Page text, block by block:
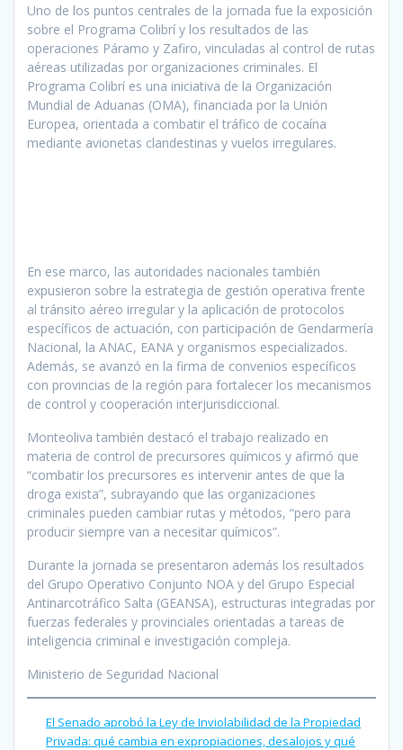
Uno de los puntos centrales de la jornada fue la exposición
sobre el Programa Colibrí y los resultados de las
operaciones Páramo y Zafiro, vinculadas al control de rutas
aéreas utilizadas por organizaciones criminales. El
Programa Colibrí es una iniciativa de la Organización
Mundial de Aduanas (OMA), financiada por la Unión
Europea, orientada a combatir el tráfico de cocaína
mediante avionetas clandestinas y vuelos irregulares.
En ese marco, las autoridades nacionales también
expusieron sobre la estrategia de gestión operativa frente
al tránsito aéreo irregular y la aplicación de protocolos
específicos de actuación, con participación de Gendarmería
Nacional, la ANAC, EANA y organismos especializados.
Además, se avanzó en la firma de convenios específicos
con provincias de la región para fortalecer los mecanismos
de control y cooperación interjurisdiccional.
Monteoliva también destacó el trabajo realizado en
materia de control de precursores químicos y afirmó que
“combatir los precursores es intervenir antes de que la
droga exista”, subrayando que las organizaciones
criminales pueden cambiar rutas y métodos, “pero para
producir siempre van a necesitar químicos”.
Durante la jornada se presentaron además los resultados
del Grupo Operativo Conjunto NOA y del Grupo Especial
Antinarcotráfico Salta (GEANSA), estructuras integradas por
fuerzas federales y provinciales orientadas a tareas de
inteligencia criminal e investigación compleja.
Ministerio de Seguridad Nacional
El Senado aprobó la Ley de Inviolabilidad de la Propiedad
Privada: qué cambia en expropiaciones, desalojos y qué